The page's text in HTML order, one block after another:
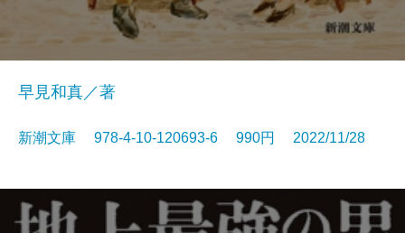
早見和真／著
新潮文庫 978-4-10-120693-6 990円 2022/11/28